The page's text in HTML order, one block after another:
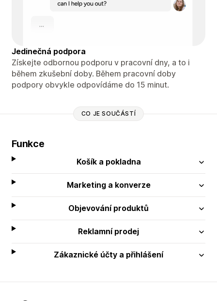
Jedinečná podpora
Získejte odbornou podporu v pracovní dny, a to i
během zkušební doby. Během pracovní doby
podpory obvykle odpovídáme do 15 minut.
CO JE SOUČÁSTÍ
Funkce
Košík a pokladna
Marketing a konverze
Objevování produktů
Reklamní prodej
Zákaznické účty a přihlášení